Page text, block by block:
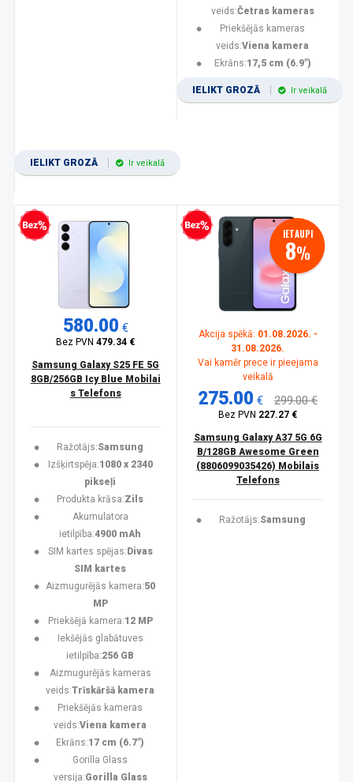
IELIKT GROZĀ Ir veikalā
veids:Četras kameras
Priekšējās kameras
veids:Viena kamera
Ekrāns:17,5 cm (6.9")
IELIKT GROZĀ Ir veikalā
kredīts
580.00 €
Bez PVN479.34 €
Samsung Galaxy S25 FE 5G
8GB/256GB Icy Blue Mobilai
s Telefons
Ražotājs:Samsung
Izšķirtspēja:1080 x 2340
pikseļi
Produkta krāsa:Zils
Akumulatora
ietilpība:4900 mAh
SIM kartes spējas: Divas
SIM kartes
Aizmugurējās kamera:50
MP
Priekšējā kamera:12 MP
Iekšējās glabātuves
ietilpība:256 GB
Aizmugurējās kameras
veids:Trīskāršā kamera
Priekšējās kameras
veids:Viena kamera
Ekrāns:17 cm (6.7")
Gorilla Glass
versija:Gorilla Glass
Bezprocentu kredīts IETAUPI
8%
Akcija spēkā: 01.08.2026. -
31.08.2026.
Vai kamēr prece ir pieejama
veikalā
275.00 € 299.00 €
Bez PVN 227.27 €
Samsung Galaxy A37 5G 6G
B/128GB Awesome Green
(8806099035426) Mobilais
Telefons
Ražotājs:Samsung